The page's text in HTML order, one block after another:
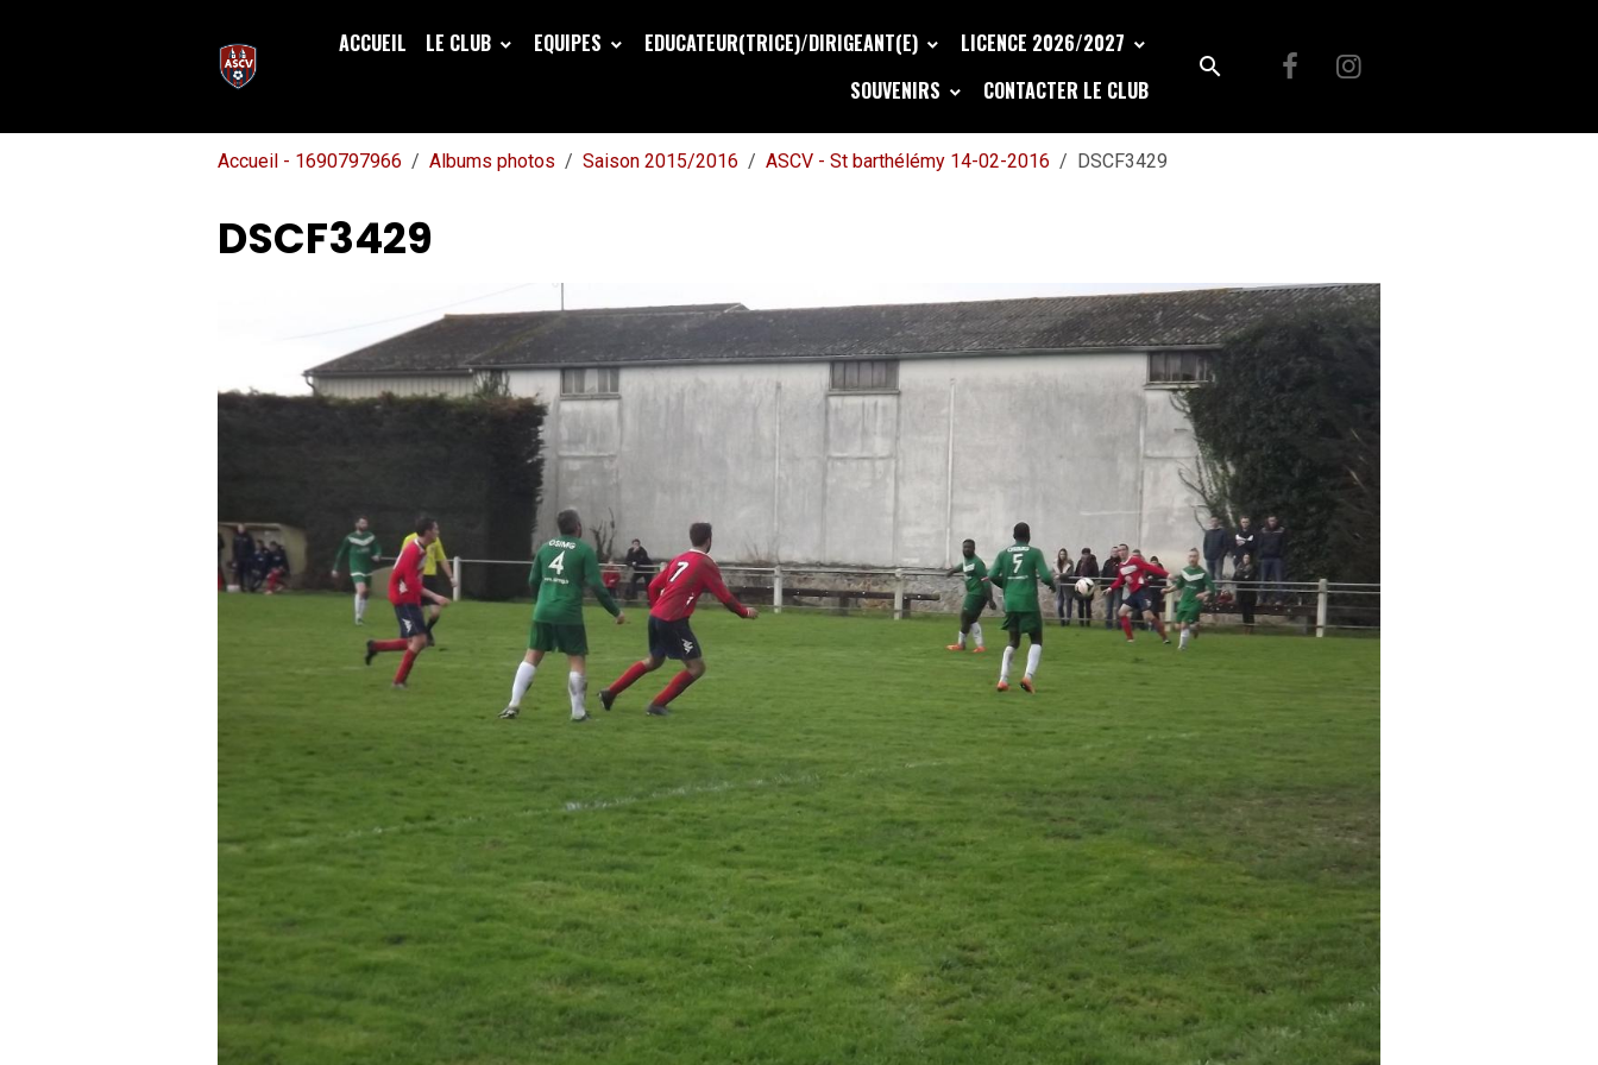
ACCUEIL LE CLUB EQUIPES EDUCATEUR(TRICE)/DIRIGEANT(E)
LICENCE 2026/2027
SOUVENIRS
CONTACTER LE CLUB
Accueil - 1690797966 Albums photos Saison 2015/2016 ASCV - St barthélémy 14-02-2016 DSCF3429
DSCF3429